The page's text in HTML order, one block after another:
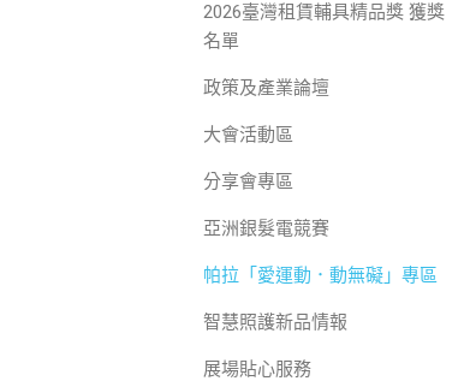
2026臺灣租賃輔具精品獎 獲獎
名單
政策及產業論壇
大會活動區
分享會專區
亞洲銀髮電競賽
帕拉「愛運動．動無礙」專區
智慧照護新品情報
展場貼心服務